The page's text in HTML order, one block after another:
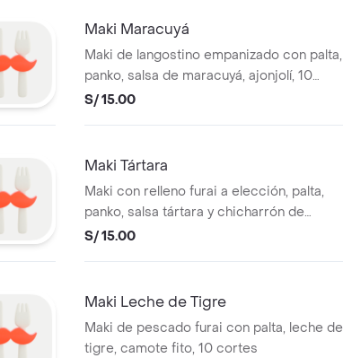
Maki Maracuyá
Maki de langostino empanizado con palta,
panko, salsa de maracuyá, ajonjolí, 10
cortes
S/ 15.00
Maki Tártara
Maki con relleno furai a elección, palta,
panko, salsa tártara y chicharrón de
pescado, 10 cortes
S/ 15.00
Maki Leche de Tigre
Maki de pescado furai con palta, leche de
tigre, camote fito, 10 cortes